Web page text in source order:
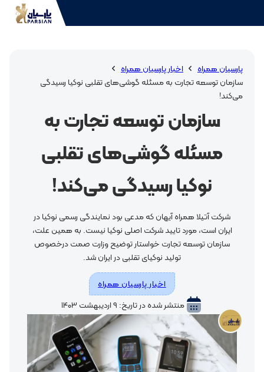
پارسیان همراه
اخبار پارسیان همراه
سازمان توسعه تجارت به مسئله گوشی‌های تقلبی نوکیا رسیدگی
می‌کند!
سازمان توسعه تجارت به
مسئله گوشی‌های تقلبی
نوکیا رسیدگی می‌کند!
شرکت آتیلا همراه آیهان که مدعی بود نمایندگی رسمی نوکیا در
ایران است، مورد تایید شرکت اصلی نوکیا نیست. به همین علت،
سازمان توسعه تجارت خواستار توضیح وزارت صمت درخصوص
تولید نوکیای تقلبی در ایران شد.
اخبار پارسیان همراه
منتشر شده در تاریخ: ۹ اردیبهشت ۱۴۰۳